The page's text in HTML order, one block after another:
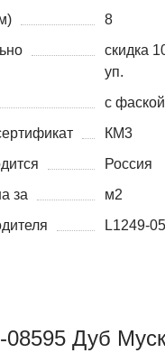
8
скидка
уп.
с
КМ3
Россия
за
м2
L1249-
08595 Дуб